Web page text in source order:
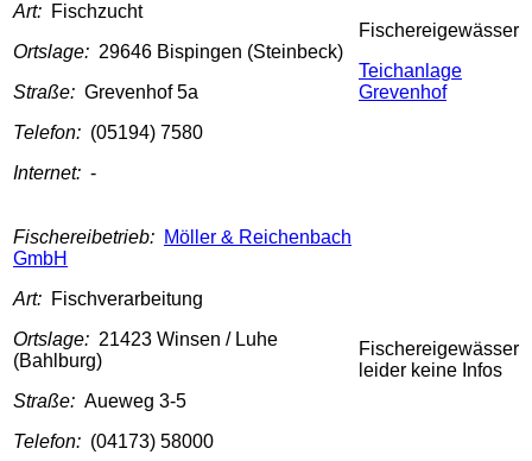
Art: Fischzucht
Ortslage: 29646 Bispingen (Steinbeck)
Straße: Grevenhof 5a
Telefon: (05194) 7580
Internet: -
Fischereigewässer
Teichanlage
Grevenhof
Fischereibetrieb: Möller & Reichenbach
GmbH
Art: Fischverarbeitung
Ortslage: 21423 Winsen / Luhe
(Bahlburg)
Straße: Aueweg 3-5
Telefon: (04173) 58000
Fischereigewässer
leider keine Infos